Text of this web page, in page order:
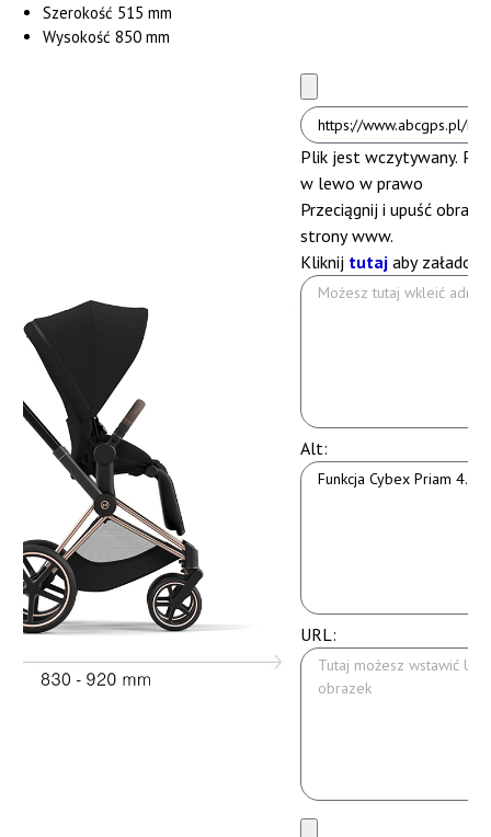
Szerokość 515 mm
Wysokość 850 mm
Plik jest wczytywany.
w lewo w prawo
Przeciągnij i upuść
strony www.
Kliknij tutajaby
Alt:
URL: